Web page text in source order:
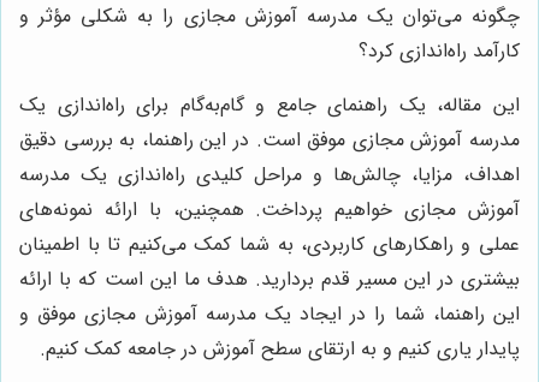
چگونه می‌توان یک مدرسه آموزش مجازی را به شکلی مؤثر و
کارآمد راه‌اندازی کرد؟
این مقاله، یک راهنمای جامع و گام‌به‌گام برای راه‌اندازی یک
مدرسه آموزش مجازی موفق است. در این راهنما، به بررسی دقیق
اهداف، مزایا، چالش‌ها و مراحل کلیدی راه‌اندازی یک مدرسه
آموزش مجازی خواهیم پرداخت. همچنین، با ارائه نمونه‌های
عملی و راهکارهای کاربردی، به شما کمک می‌کنیم تا با اطمینان
بیشتری در این مسیر قدم بردارید. هدف ما این است که با ارائه
این راهنما، شما را در ایجاد یک مدرسه آموزش مجازی موفق و
پایدار یاری کنیم و به ارتقای سطح آموزش در جامعه کمک کنیم.